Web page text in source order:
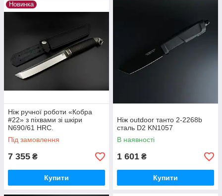
Новинка
Ніж ручної роботи «Кобра
#22» з піхвами зі шкіри
N690/61 HRC.
Під замовлення
7 355 ₴
Купити
Ніж outdoor танто 2-2268b
сталь D2 KN1057
В наявності
1 601 ₴
Купити